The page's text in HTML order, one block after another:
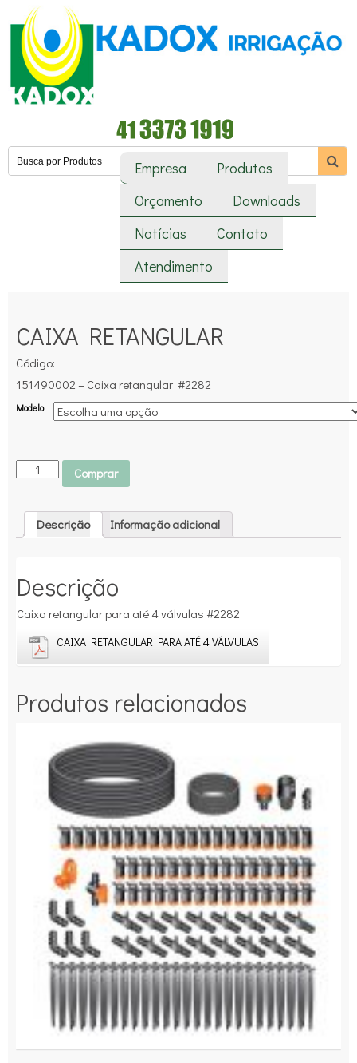
Empresa
Produtos
Orçamento
Downloads
Notícias
Contato
Atendimento
CAIXA RETANGULAR
Código:
151490002 – Caixa retangular #2282
Modelo
Comprar
Descrição Informação adicional
Descrição
Caixa retangular para até 4 válvulas #2282
CAIXA RETANGULAR PARA ATÉ 4 VÁLVULAS
Produtos relacionados